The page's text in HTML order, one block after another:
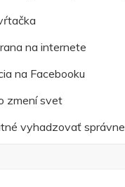
na internete
na Facebooku
zmení svet
vyhadzovať správne